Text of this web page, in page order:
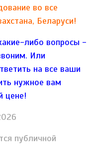
во все
Беларуси!
либо вопросы -
Или
на все ваши
нужное вам
цене!
публичной